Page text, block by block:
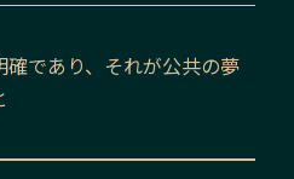
確であり、それが公共の夢